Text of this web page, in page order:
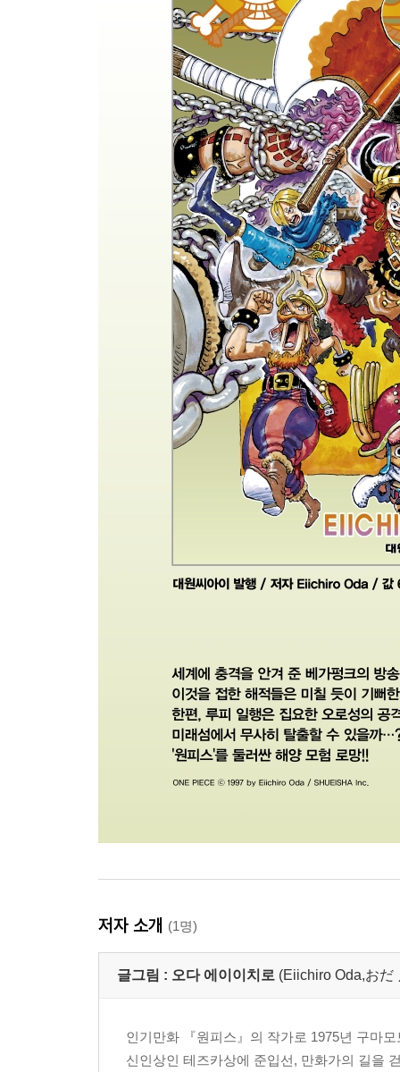
저자 소개 (1명)
글그림 : 오다 에이이치로 (Eiichiro Oda,おだ
인기만화 『원피스』의 작가로 1975년 구마
신인상인 테즈카상에 준입선, 만화가의 길을